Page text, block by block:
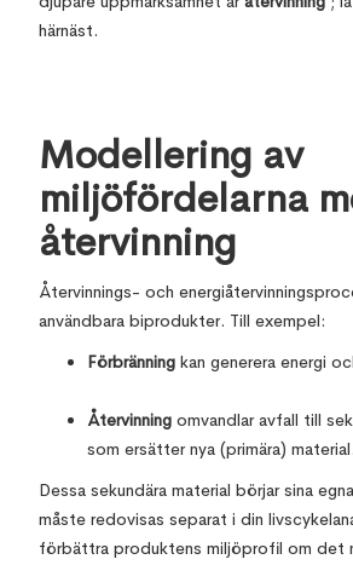
härnäst.
Modellering av
miljöfördelarna
återvinning
Återvinnings- och
användbara biprodukter. Till exempel:
Förbränning kan generera energi
Återvinning omvandlar avfall till
som ersätter nya (primära) material.
Dessa sekundära material börjar sina
måste redovisas separat i din
förbättra produktens miljöprofil om det